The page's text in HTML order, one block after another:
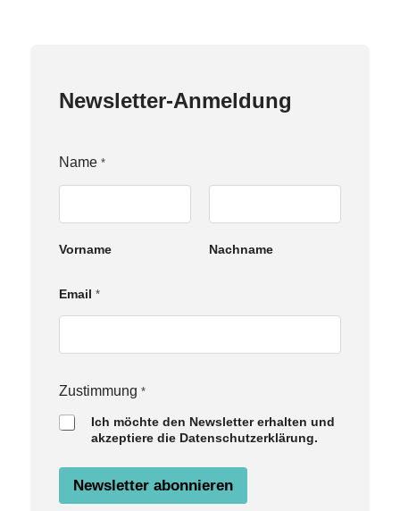
Newsletter-Anmeldung
Name *
Vorname Nachname
Email *
Z
m
u
Zustimmung *
Ich möchte den Newsletter erhalten und
akzeptiere die Datenschutzerklärung.
Newsletter abonnieren